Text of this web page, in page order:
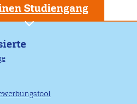
Studiengang